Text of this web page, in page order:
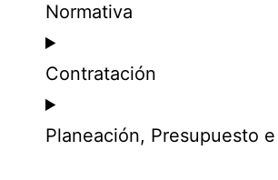
Normativa
Contratación
Planeación, Presupuesto